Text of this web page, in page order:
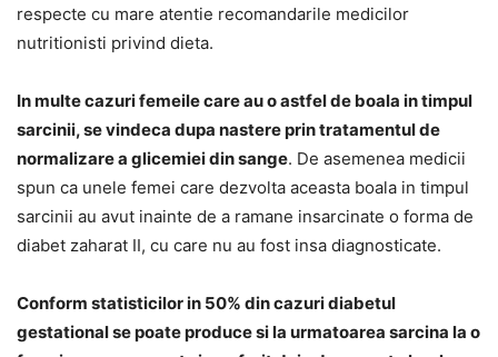
respecte cu mare atentie recomandarile medicilor
nutritionisti privind dieta.
In multe cazuri femeile care au o astfel de boala in timpul
sarcinii, se vindeca dupa nastere prin tratamentul de
normalizare a glicemiei din sange. De asemenea medicii
spun ca unele femei care dezvolta aceasta boala in timpul
sarcinii au avut inainte de a ramane insarcinate o forma de
diabet zaharat II, cu care nu au fost insa diagnosticate.
Conform statisticilor in 50% din cazuri diabetul
gestational se poate produce si la urmatoarea sarcina la o